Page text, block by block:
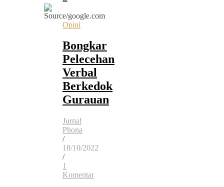
Opini
Bongkar
Pelecehan
Verbal
Berkedok
Gurauan
Jurnal
Phona
/
18/10/2022
/
1
Komentar